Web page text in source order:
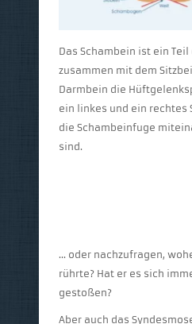
Das Schambein ist ein Teil
zusammen mit dem
Darmbein die
ein linkes und ein rechtes
die Schambeinfuge
sind.
… oder nachzufragen,
rührte? Hat er es sich
gestoßen?
Aber auch das